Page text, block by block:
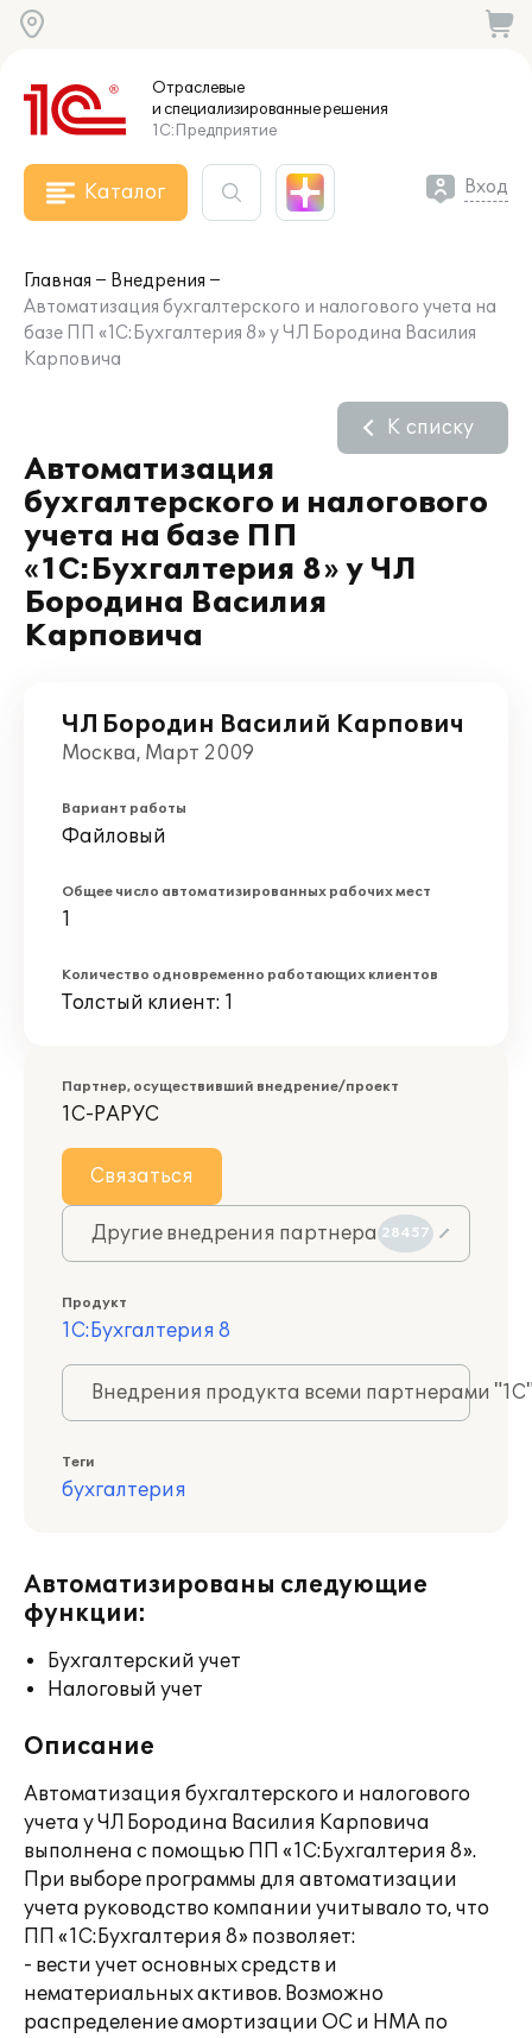
Отраслевые
и специализированныерешения
1С:Предприятие
Каталог Вход
Главная
Внедрения
Автоматизация бухгалтерского и налогового учета на
базе ПП «1С:Бухгалтерия 8» у ЧЛ Бородина Василия
Карповича
Автоматизация
бухгалтерского и налогового
учета на базе ПП
«1С:Бухгалтерия 8» у ЧЛ
Бородина Василия
Карповича
К списку
ЧЛ Бородин Василий Карпович
Москва, Март 2009
Вариант работы
Файловый
Общее число автоматизированных рабочих мест
1
Количество одновременно работающих клиентов
Толстый клиент: 1
Партнер, осуществивший внедрение/проект
1С-РАРУС
Связаться
Другие внедрения партнера 28457
Продукт
1С:Бухгалтерия 8
Внедрения продукта всеми партнерами
Теги
бухгалтерия
Автоматизированы следующие
функции:
Бухгалтерский учет
Налоговый учет
Описание
Автоматизация бухгалтерского и налогового
учета у ЧЛ Бородина Василия Карповича
выполнена с помощью ПП «1С:Бухгалтерия 8».
При выборе программы для автоматизации
учета руководство компании учитывало то, что
ПП «1С:Бухгалтерия 8» позволяет:
- вести учет основных средств и
нематериальных активов. Возможно
распределение амортизации ОС и НМА по